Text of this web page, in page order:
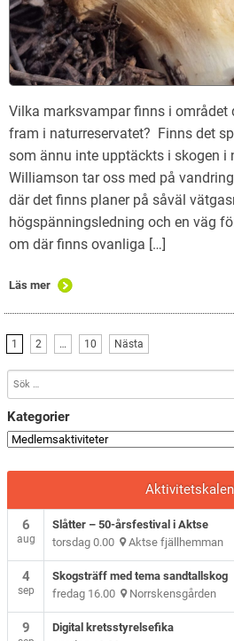
Vilka marksvampar finns i området
fram i naturreservatet? Finns det
som ännu inte upptäckts i skogen i
Williamson tar oss med på
där det finns planer på såväl
högspänningsledning och en väg
om där finns ovanliga […]
Läs mer
1 2 … 10 Nästa
Kategorier
6
aug
Slåtter – 50-årsfestival i Aktse
torsdag 0.00 Aktse fjällhemman
4
sep
Skogsträff med tema sandtallskog
fredag 16.00 Norrskensgården
9
Digital kretsstyrelsefika